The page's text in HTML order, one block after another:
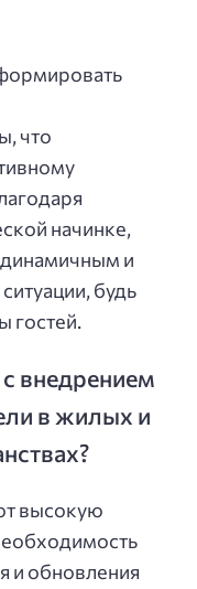
что
начинке,
динамичным и
будь
гостей.
внедрением
в жилых и
высокую
и обновления